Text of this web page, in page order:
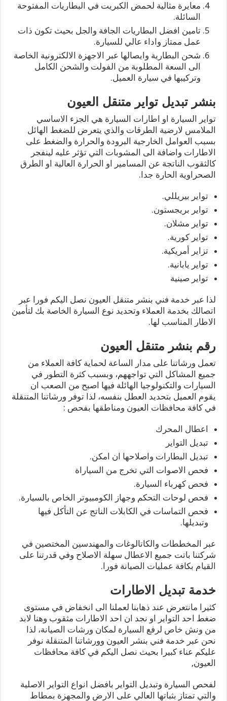
معايرة مثالية لحمض الكبريت في البطاريات المفتوحة
السائلة.
تامين افضل البطاريات الجافة والجل بحيث تكون ذات
عمل ممتاز واداء عالي للسيارة.
شحن البطارية وايصالها عبر الاجهزة الالكترونية الخاصة
الى السعة المطلوبة من الفولت والشحن الكامل
وتركيبها في سيارة العميل.
بنشر تبديل تواير متنقل العيون
تواير السيارة او اطارات السيارة هي الجزء الاساسي
الملامس لارضية الطرقات والذي يتعرض للضغط الهائل
بسبب العوامل الخارجية البرودة والحرارة والضغط على
الاطارات واضافة الى المشوبات التي تؤثر عليه لينفجر
كالثقوب الناتجة عن المسامير او الحرارة العالية او الطرق
الصحراوية الحارة جدا.
تواير بيريللي.
تواير بريجستون.
تواير مشلان.
تواير كورية.
تزاير أمريكية.
تواير يابانية.
تواير صينية
لذا عبر خدمة فني بنشر متنقل العيون نصل اليكم فورا عبر
اتصالك بخدمة العملاء وتحديد نوع السيارة الخاصة بك لتأمين
الاطار المناسب لها.
رقم بنشر متنقل العيون
تعمل ورشاتنا على مدار الساعة لحماية كافة العملاء من
جميع المشاكل التي تواجههم، وبسبب كثرة التطور في
السيارات والتكنولوجيا الهائلة فيها اصبح من الصعب ان
يقوم العميل بتحديد العطل بنفسه، لذا توفر ورشاتنا المتنقلة
في كافة محافظات العيون ومناطقها بفحص :
اعطال المحرك
تبديل التواير
تبديل البطارات واصلاحها ان امكن.
فحص الاصوات التي تخرج من السياراة
فحص كهرباء السيارة.
فحص لوحات التحكم وجهاز الكومبيوتر الخاص بالسيارة.
فحص التماسات في الكابلات الناتج عن التأكل فيها
وتبديلها.
عبر المخططات والكاتالوغات والمهندسين المختصين في
شركتنا باتت جميع الاعطال سهلة الاصلاح وفي قدرتنا على
القيام بكافة عمليات الصيانة فورا.
خدمة تبديل الاطارات
كثيرا مانتعرض عند ذهابنا لعملنا الى انخفاض في مستوى
ضغط احد التواير او نجد ان احد الاطارات مثقوب وهنا لابد
من ونش خاص لرفع السيارة لمكان ورشات الصيانة، لذا
نحن عبر خدمة فني بنشر العيون وورشاتنا المتنقلة نوفر
عليكم عناء كبيرا بحيث نصل اليكم في كافة محافظات
العيون,
لفحص السيارة وتبديل التواير بافضل انواع التواير الاصلية
والتي تمتاز بثباتها العالي على الارض والمجهزة بمطاط